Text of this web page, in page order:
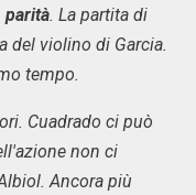
parità. La partita di
del violino di Garcia.
tempo.
Cuadrado ci può
non ci
Ancora più